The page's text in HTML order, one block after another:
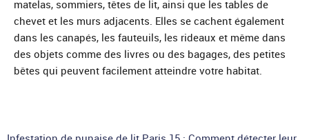
matelas, sommiers, têtes de lit, ainsi que les tables de
chevet et les murs adjacents. Elles se cachent également
dans les canapés, les fauteuils, les rideaux et même dans
des objets comme des livres ou des bagages, des petites
bêtes qui peuvent facilement atteindre votre habitat.